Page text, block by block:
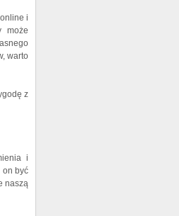
i
może
warto
z
i
on być
naszą